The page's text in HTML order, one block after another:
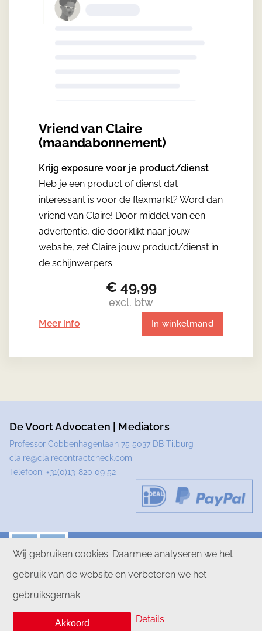
Vriend van Claire
(maandabonnement)
Krijg exposure voor je product/dienst
Heb je een product of dienst dat
interessant is voor de flexmarkt? Word dan
vriend van Claire! Door middel van een
advertentie, die doorklikt naar jouw
website, zet Claire jouw product/dienst in
de schijnwerpers.
€ 49,99
excl. btw
Meer info In winkelmand
De Voort Advocaten | Mediators
Professor Cobbenhagenlaan 75 5037 DB Tilburg
claire@clairecontractcheck.com
Telefoon: +31(0)13-820 09 52
PRIVACYVERKLARING
DISCLAIMER
ALGEMENE VOORWAARDEN
Wij gebruiken cookies. Daarmee analyseren we het
gebruik van de website en verbeteren we het
gebruiksgemak.
Details
Akkoord